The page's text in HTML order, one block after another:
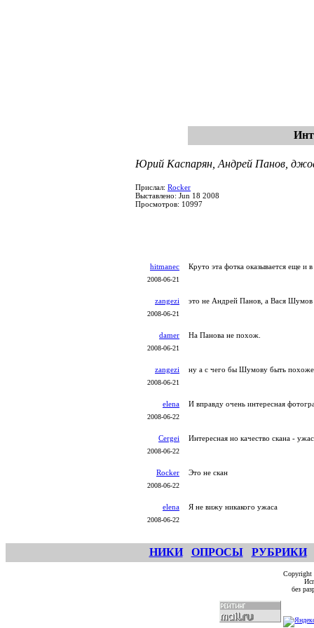
Юрий Каспарян, Андрей Панов,
Прислал: Rocker
Выставлено: Jun 18 2008
Просмотров: 10997
hitmanec
2008-06-21
Круто эта фотка оказывается еще и
zangezi
2008-06-21
это не Андрей Панов, а Вася Шумов
damer
2008-06-21
На Панова не похож.
zangezi
2008-06-21
ну а с чего бы Шумову быть
elena
2008-06-22
И вправду очень интересная
Cergei
2008-06-22
Интересная но качество скана -
Rocker
2008-06-22
Это не скан
elena
2008-06-22
Я не вижу никакого ужаса
НИКИ ОПРОСЫ РУБРИКИ
без